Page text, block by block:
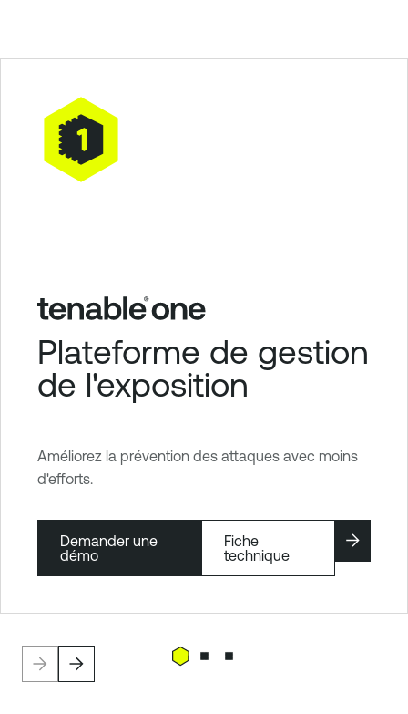
Plateforme de gestion
de l'exposition
Améliorez la prévention des attaques avec moins
d'efforts.
Demander une
démo
Fiche
technique